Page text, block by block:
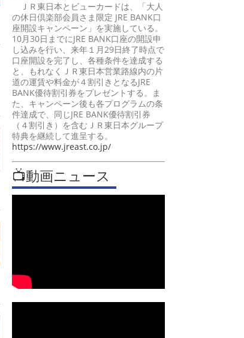
ＪＲ東日本とビューカードは、「大人
の休日倶楽部会員さま限定 JRE BANK口
座開設キャンペーン」を実施している。
10月30日までにJRE BANK口座の開設申
し込みを行い、来年１月29日終了時点で
口座開設を完了し、各種条件を達成する
と、もれなくＪＲ東日本営業路線内の片
道の運賃や料金が４割引きとなるJRE
BANK優待割引券をプレゼントする。ま
た、キャンペーン後も各プログラムの条
件達成で、同じJRE BANK優待割引券
（４割引き）を含むＪＲ東日本グループ
特典を継続して進呈する。
https://www.jreast.co.jp/
📺動画ニュース